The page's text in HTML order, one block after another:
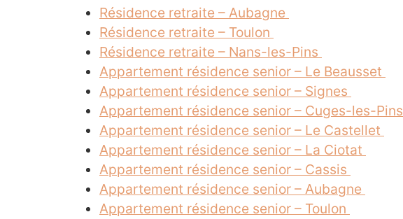
Résidence retraite – Aubagne
Résidence retraite – Toulon
Résidence retraite – Nans-les-Pins
Appartement résidence senior – Le Beausset
Appartement résidence senior – Signes
Appartement résidence senior – Cuges-les-Pins
Appartement résidence senior – Le Castellet
Appartement résidence senior – La Ciotat
Appartement résidence senior – Cassis
Appartement résidence senior – Aubagne
Appartement résidence senior – Toulon